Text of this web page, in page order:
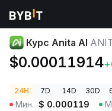
Цены криптовалют Курс
Курс Anita AI
$0.00011914
24H 7D 14D 30D
Мин. $ 0.000119